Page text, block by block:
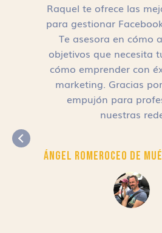
Raquel te ofrece las
para gestionar
Te asesora en cómo
objetivos que necesita
cómo emprender con
marketing. Gracias
empujón para
nuestras
Ángel RomeroCEO de